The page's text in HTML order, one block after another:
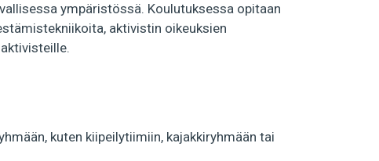
ympäristössä. Koulutuksessa opitaan
aktivistin oikeuksien
kuten kiipeilytiimiin, kajakkiryhmään tai